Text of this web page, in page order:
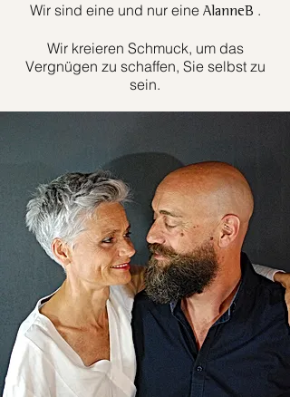
Wir sind eine und nur eine AlanneB .
Wir kreieren Schmuck, um das
Vergnügen zu schaffen, Sie selbst zu
sein.